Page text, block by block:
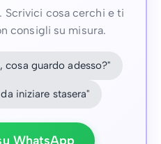
Scrivici cosa cerchi e ti
consigli su misura.
cosa guardo adesso?"
iniziare stasera"
WhatsApp